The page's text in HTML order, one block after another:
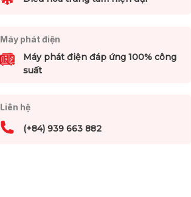
Máy phát điện
Máy phát điện đáp ứng 100% công
suất
Liên hệ
(+84) 939 663 882